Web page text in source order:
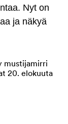
Nyt on
ja näkyä